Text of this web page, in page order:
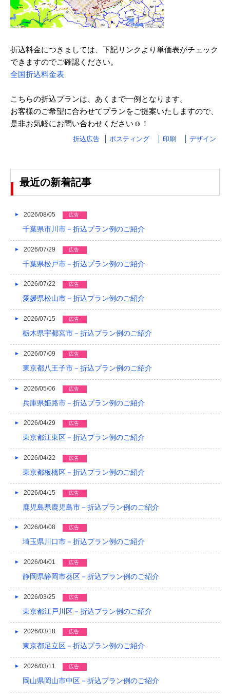
2023/04
2023/03
2023/02
2023/01
2022/11
2022/10
2022/07
2022/05
2022/04
2022/03
2022/02
2022/01
2021/12
2021/09
2021/08
2021/07
2021/06
2021/05
2021/04
2021/03
2020/12
2020/04
2019/12
2019/10
2019/09
2019/08
2019/05
折込料金につきましては、下記リンクより単価表がチェック
できますのでご確認ください。
全国折込料金表
こちらの折込プランは、あくまで一例となります。
お客様のご希望に合わせてプランをご提案いたしますので、
是非お気軽にお問い合わせください☺！
折込広告 ポスティング 印刷 デザイン
最近の新着記事
2026/08/05 広告
千葉県市川市－折込プラン例のご紹介
2026/07/29 広告
千葉県松戸市－折込プラン例のご紹介
2026/07/22 広告
愛媛県松山市－折込プラン例のご紹介
2026/07/15 広告
栃木県宇都宮市－折込プラン例のご紹介
2026/07/09 広告
東京都八王子市－折込プラン例のご紹介
2026/05/06 広告
兵庫県姫路市－折込プラン例のご紹介
2026/04/29 広告
東京都江東区－折込プラン例のご紹介
2026/04/22 広告
東京都板橋区－折込プラン例のご紹介
2026/04/15 広告
鹿児島県鹿児島市－折込プラン例のご紹介
2026/04/08 広告
埼玉県川口市－折込プラン例のご紹介
2026/04/01 広告
静岡県静岡市葵区－折込プラン例のご紹介
2026/03/25 広告
東京都江戸川区－折込プラン例のご紹介
2026/03/18 広告
東京都足立区－折込プラン例のご紹介
2026/03/11 広告
岡山県岡山市中区－折込プラン例のご紹介